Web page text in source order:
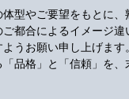
型やご要望をもとに
都合によるイメージ
うお願い申し上げます。
品格」と「信頼」を